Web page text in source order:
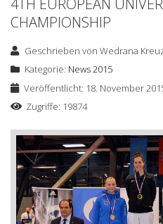
CHAMPIONSHIP
Geschrieben vonWedrana
Kategorie: News 2015
Veröffentlicht: 18. November
Zugriffe: 19874